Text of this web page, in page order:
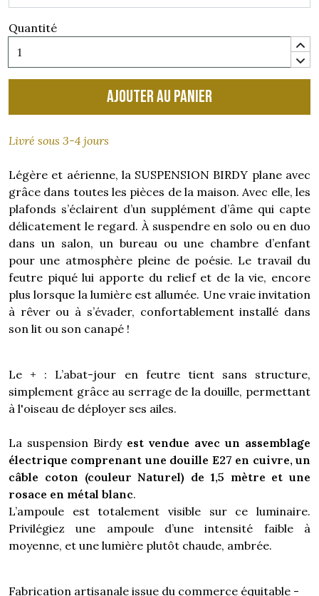
Quantité
Ajouter au panier
Livré sous 3-4 jours
Légère et aérienne, la SUSPENSION BIRDY plane avec
grâce dans toutes les pièces de la maison. Avec elle, les
plafonds s’éclairent d’un supplément d’âme qui capte
délicatement le regard. À suspendre en solo ou en duo
dans un salon, un bureau ou une chambre d’enfant
pour une atmosphère pleine de poésie. Le travail du
feutre piqué lui apporte du relief et de la vie, encore
plus lorsque la lumière est allumée. Une vraie invitation
à rêver ou à s’évader, confortablement installé dans
son lit ou son canapé !
Le + : L’abat-jour en feutre tient sans structure,
simplement grâce au serrage de la douille, permettant
à l'oiseau de déployer ses ailes.
La suspension Birdy est vendue avec un assemblage
électrique comprenant une douille E27 en cuivre, un
câble coton (couleur Naturel) de 1,5 mètre et une
rosace en métal blanc.
L’ampoule est totalement visible sur ce luminaire.
Privilégiez une ampoule d’une intensité faible à
moyenne, et une lumière plutôt chaude, ambrée.
Fabrication artisanale issue du commerce équitable -